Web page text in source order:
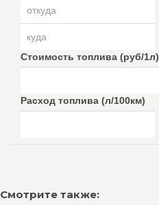
Стоимость топлива (руб/1л)
Расход топлива (л/100км)
Смотрите также: